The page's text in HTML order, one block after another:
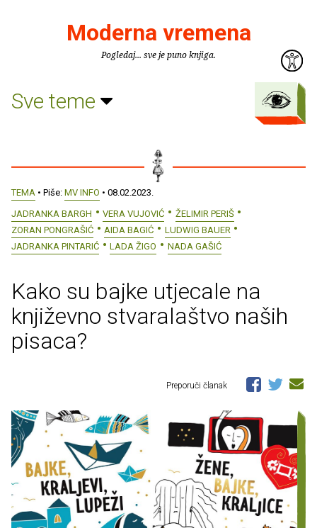
Moderna vremena
Pogledaj... sve je puno knjiga.
Sve teme
TEMA • Piše: MV INFO • 08.02.2023.
JADRANKA BARGH
VERA VUJOVIĆ
ŽELIMIR PERIŠ
ZORAN PONGRAŠIĆ
AIDA BAGIĆ
LUDWIG BAUER
JADRANKA PINTARIĆ
LADA ŽIGO NADA GAŠIĆ
Kako su bajke utjecale na
književno stvaralaštvo naših
pisaca?
Preporuči članak